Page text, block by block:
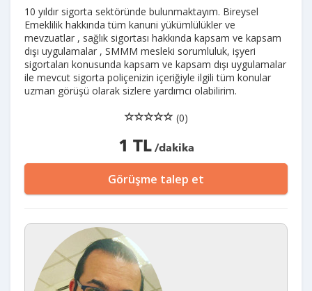
10 yıldır sigorta sektöründe bulunmaktayım. Bireysel
Emeklilik hakkında tüm kanuni yükümlülükler ve
mevzuatlar , sağlık sigortası hakkında kapsam ve kapsam
dışı uygulamalar , SMMM mesleki sorumluluk, işyeri
sigortaları konusunda kapsam ve kapsam dışı uygulamalar
ile mevcut sigorta poliçenizin içeriğiyle ilgili tüm konular
uzman görüşü olarak sizlere yardımcı olabilirim.
(0)
1 TL/dakika
Görüşme talep et